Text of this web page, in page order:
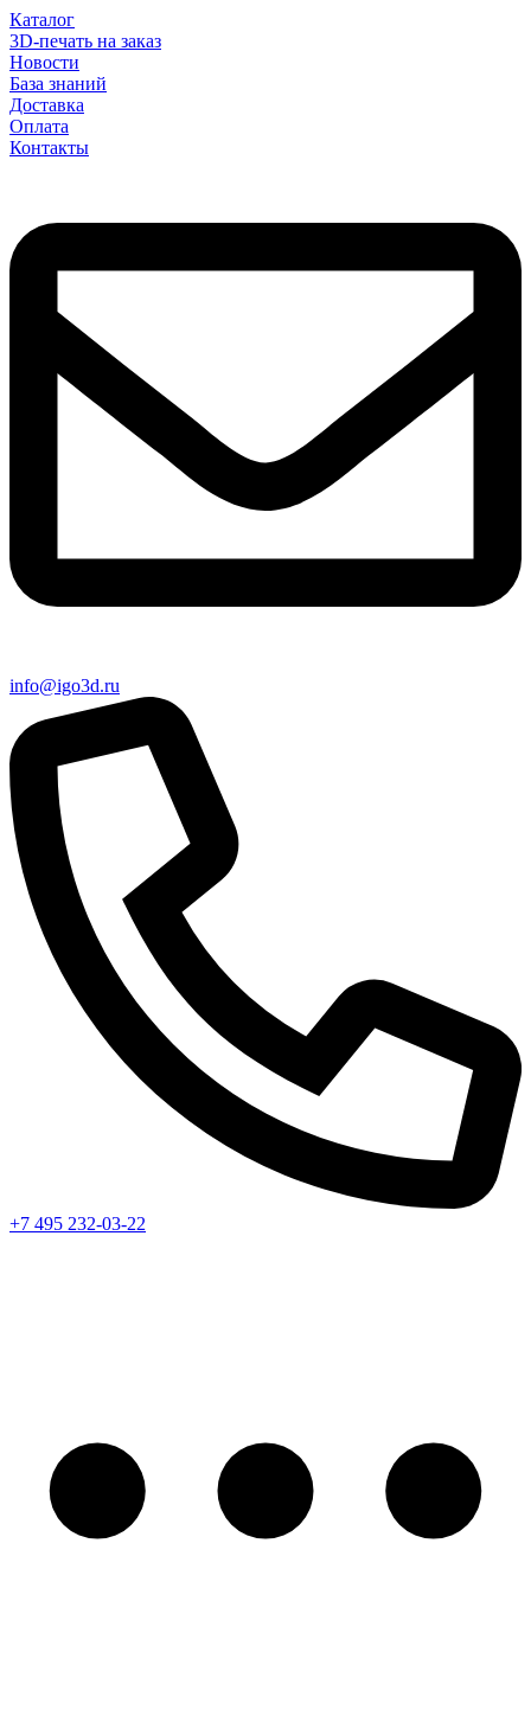
Каталог
3D-печать на заказ
Новости
База знаний
Доставка
Оплата
Контакты
info@igo3d.ru
+7 495 232-03-22